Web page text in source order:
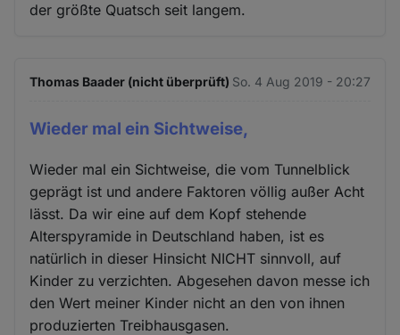
der größte Quatsch seit langem.
Thomas Baader (nicht überprüft) So. 4 Aug 2019 - 20:27
Wieder mal ein Sichtweise,
Wieder mal ein Sichtweise, die vom Tunnelblick
geprägt ist und andere Faktoren völlig außer Acht
lässt. Da wir eine auf dem Kopf stehende
Alterspyramide in Deutschland haben, ist es
natürlich in dieser Hinsicht NICHT sinnvoll, auf
Kinder zu verzichten. Abgesehen davon messe ich
den Wert meiner Kinder nicht an den von ihnen
produzierten Treibhausgasen.